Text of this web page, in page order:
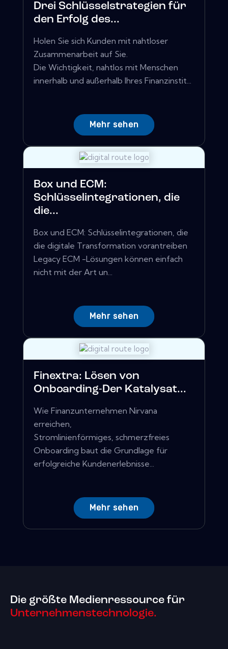
Drei Schlüsselstrategien für
den Erfolg des...
Holen Sie sich Kunden mit nahtloser
Zusammenarbeit auf Sie.
Die Wichtigkeit, nahtlos mit Menschen
innerhalb und außerhalb Ihres Finanzinstit...
Mehr sehen
Box und ECM:
Schlüsselintegrationen, die
die...
Box und ECM: Schlüsselintegrationen, die
die digitale Transformation vorantreiben
Legacy ECM -Lösungen können einfach
nicht mit der Art un...
Mehr sehen
Finextra: Lösen von
Onboarding-Der Katalysat...
Wie Finanzunternehmen Nirvana
erreichen,
Stromlinienförmiges, schmerzfreies
Onboarding baut die Grundlage für
erfolgreiche Kundenerlebnisse...
Mehr sehen
Die größte Medienressource für
Unternehmenstechnologie.